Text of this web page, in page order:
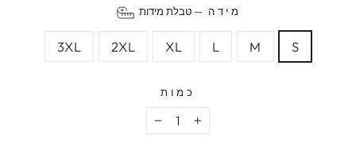
מידה—טבלת מידות
S
M
L
XL
2XL
3XL
כמות
− +